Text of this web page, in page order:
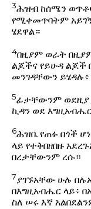
3ሕዝብ ከሰሜን
የሚቀመጥባትም
ሄደዋል።
4በዚያም ወራት
ልጆችና የይሁዳ ልጆች
መንገዳቸውን
5ፊታቸውንም ወደዚያ
ኪዳን ወደ
6ሕዝቤ የጠፉ በጎች
ላይ የተቅበዘበዙ
በረታቸውንም ረሱ።
7ያገኙአቸው ሁሉ
በእግዚአብሔር ላይ፥
ስለ ሠሩ እኛ